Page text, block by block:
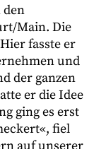
den
Main. Die
fasste er
und
der ganzen
er die Idee
ging es erst
fiel